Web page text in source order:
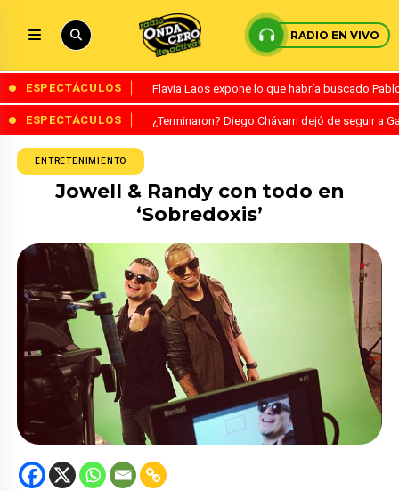
RADIO EN VIVO
ESPECTÁCULOS Flavia Laos expone lo que habría buscado
ESPECTÁCULOS ¿Terminaron? Diego Chávarri dejó de seguir a
ENTRETENIMIENTO
Jowell & Randy con todo en
‘Sobredoxis’